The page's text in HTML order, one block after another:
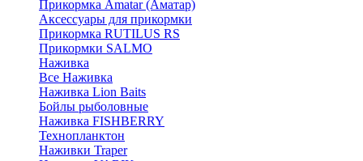
Прикормка Amatar (Аматар)
Аксессуары для прикормки
Прикормка RUTILUS RS
Прикормки SALMO
Наживка
Все Наживка
Наживка Lion Baits
Бойлы рыболовные
Наживка FISHBERRY
Технопланктон
Наживки Traper